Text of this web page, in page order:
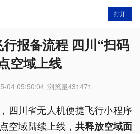
打开
报备流程 四川“扫码
空域上线
04 05:50:04 浏览量431471
四川省无人机便捷飞行小程序
空域陆续上线， 共释放空域面